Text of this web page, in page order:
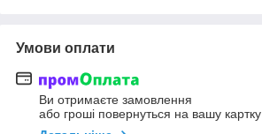
Умови оплати
Ви отримаєте замовлення
або гроші повернуться на вашу картку